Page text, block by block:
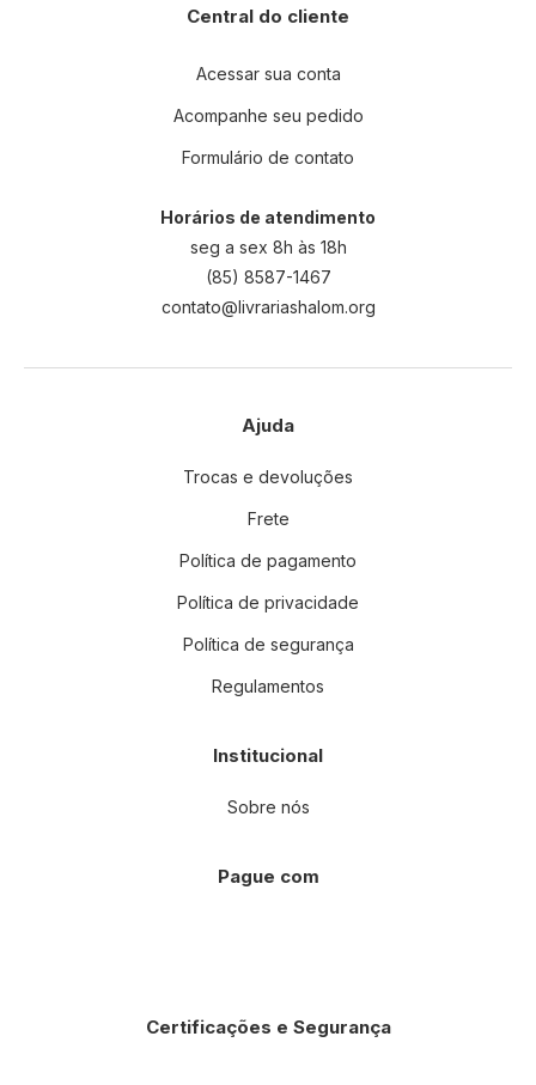
Central do cliente
Acessar sua conta
Acompanhe seu pedido
Formulário de contato
Horários de atendimento
seg a sex 8h às 18h
(85) 8587-1467
contato@livrariashalom.org
Ajuda
Trocas e devoluções
Frete
Política de pagamento
Política de privacidade
Política de segurança
Regulamentos
Institucional
Sobre nós
Pague com
Certificações e Segurança